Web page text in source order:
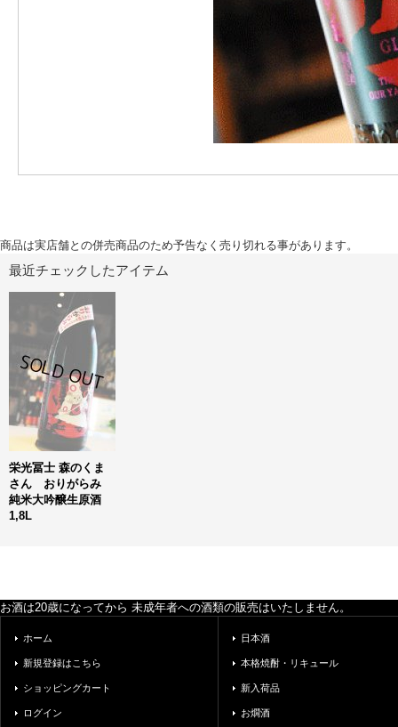
商品は実店舗との併売商品のため予告なく売り切れる事があります。
最近チェックしたアイテム
栄光冨士 森のくま
さん おりがらみ
純米大吟醸生原酒
1,8L
お酒は20歳になってから 未成年者への酒類の販売はいたしません。
ホーム
新規登録はこちら
ショッピングカート
ログイン
日本酒
本格焼酎・リキュール
新入荷品
お燗酒